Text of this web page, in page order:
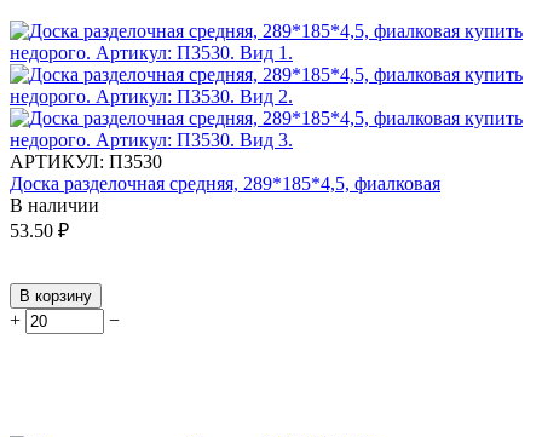
АРТИКУЛ: П3530
Доска разделочная средняя, 289*185*4,5, фиалковая
В наличии
53.50 ₽
В корзину
+ −